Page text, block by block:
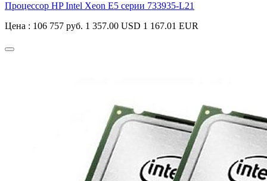
Процессор HP Intel Xeon E5 серии 733935-L21
Цена : 106 757 руб. 1 357.00 USD 1 167.01 EUR